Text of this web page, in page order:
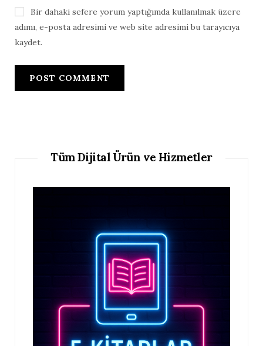
Bir dahaki sefere yorum yaptığımda kullanılmak üzere
adımı, e-posta adresimi ve web site adresimi bu tarayıcıya
kaydet.
Tüm Dijital Ürün ve Hizmetler